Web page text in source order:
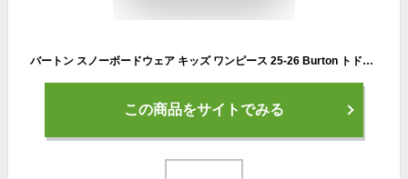
バートン スノーボードウェア キッズ ワンピース 25-26 Burton トドラー ワンピース W26JP-221741 Toddlers 2L One Piece スノースーツ スノーウェア ジャンプスーツ ベビー 幼児 子供 80 90 100 110 120 130 2025-2026 正規品
この商品をサイトでみる